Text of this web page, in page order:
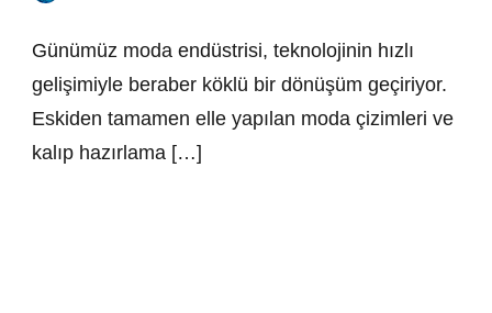
Günümüz moda endüstrisi, teknolojinin hızlı
gelişimiyle beraber köklü bir dönüşüm geçiriyor.
Eskiden tamamen elle yapılan moda çizimleri ve
kalıp hazırlama […]